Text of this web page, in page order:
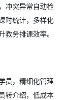
冲突异常自动检
时统计，多样化
务排课效率。
员，精细化管理
转介绍，低成本